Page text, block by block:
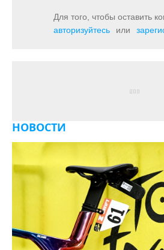
Для того, чтобы оставить
авторизуйтесь
или
НОВОСТИ